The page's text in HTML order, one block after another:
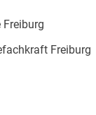
Freiburg